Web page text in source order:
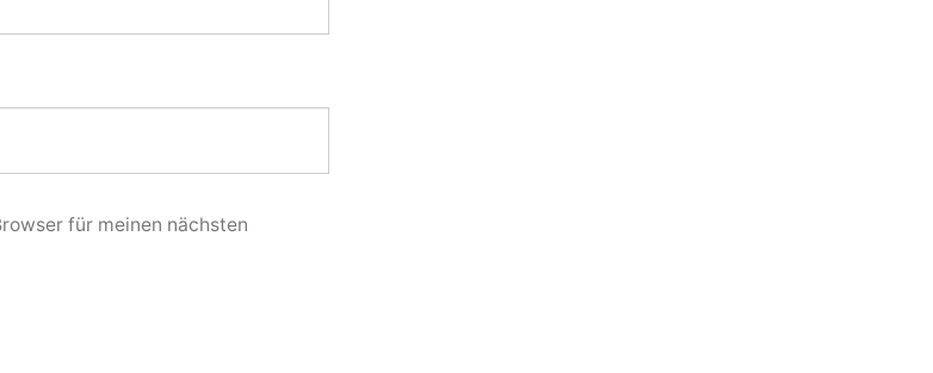
für meinen nächsten